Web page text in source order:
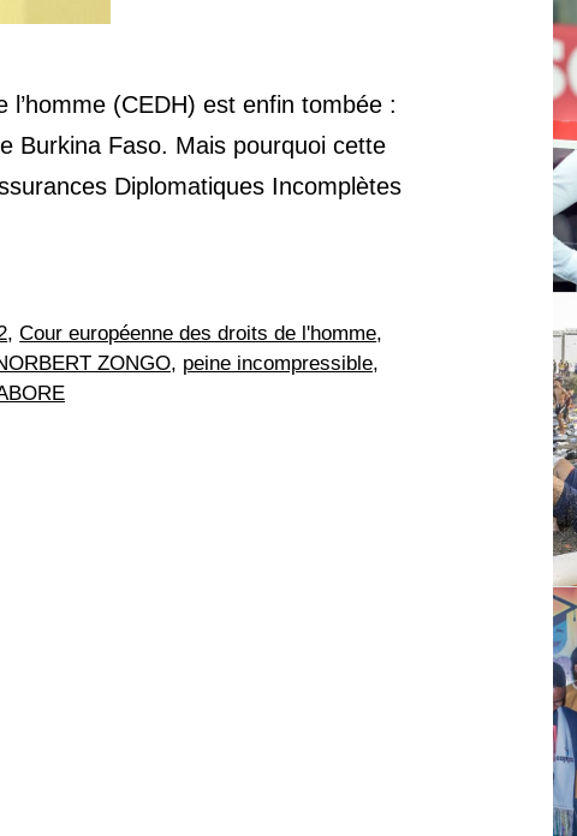
(CEDH) est enfin tombée :
Burkina Faso. Mais pourquoi cette
Diplomatiques Incomplètes
,Cour européenne des droits de l'homme,
ZONGO, peine incompressible,